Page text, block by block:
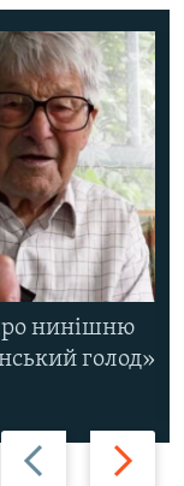
Назад Вперед
нинішню
голод»